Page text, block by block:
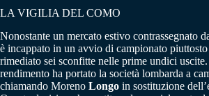
LA VIGILIA DEL COMO
Nonostante un mercato estivo contrassegnato
è incappato in un avvio di campionato
rimediato sei sconfitte nelle prime undici
rendimento ha portato la società lombarda a
chiamando Moreno Longo in sostituzione